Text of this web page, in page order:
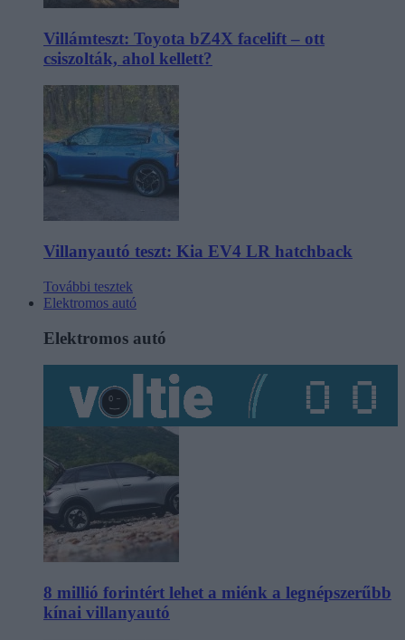
Villámteszt: Toyota bZ4X facelift – ott
csiszolták, ahol kellett?
Villanyautó teszt: Kia EV4 LR hatchback
További tesztek
Elektromos autó
Elektromos autó
8 millió forintért lehet a miénk a legnépszerűbb
kínai villanyautó